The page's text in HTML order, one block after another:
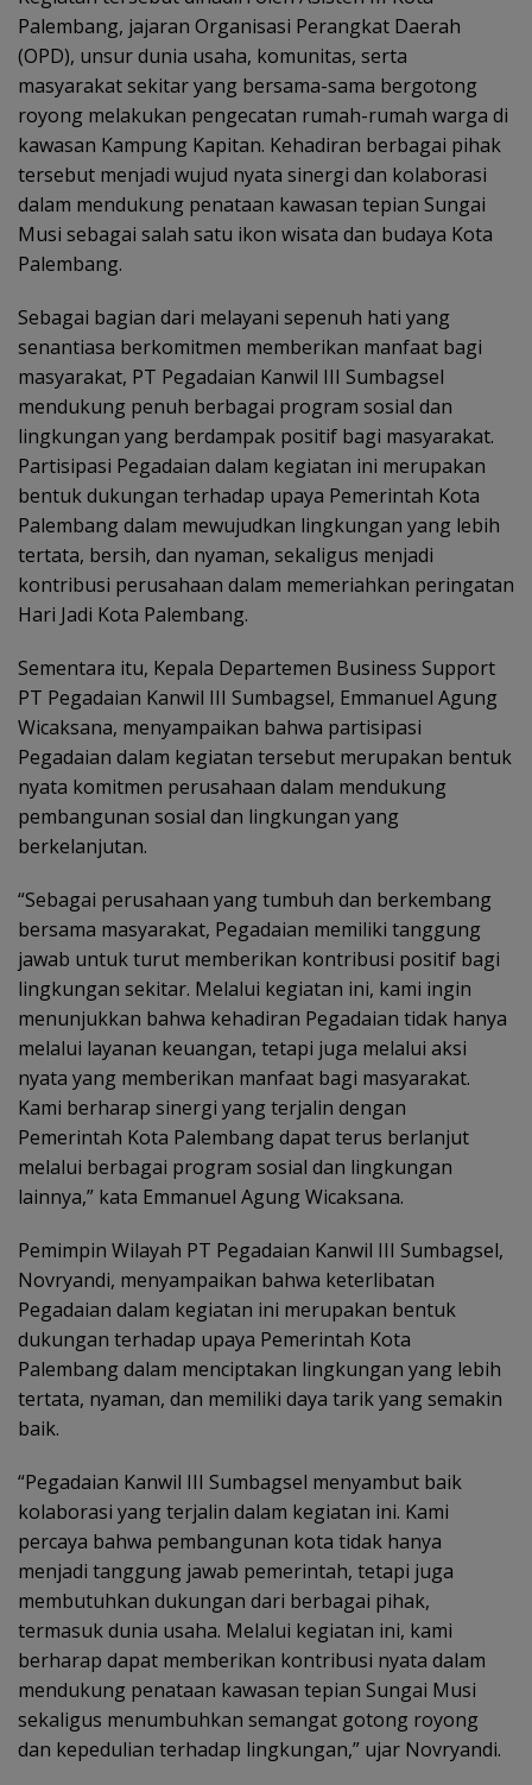
Palembang, jajaran Organisasi Perangkat Daerah
(OPD), unsur dunia usaha, komunitas, serta
masyarakat sekitar yang bersama-sama bergotong
royong melakukan pengecatan rumah-rumah warga di
kawasan Kampung Kapitan. Kehadiran berbagai pihak
tersebut menjadi wujud nyata sinergi dan kolaborasi
dalam mendukung penataan kawasan tepian Sungai
Musi sebagai salah satu ikon wisata dan budaya Kota
Palembang.
Sebagai bagian dari melayani sepenuh hati yang
senantiasa berkomitmen memberikan manfaat bagi
masyarakat, PT Pegadaian Kanwil III Sumbagsel
mendukung penuh berbagai program sosial dan
lingkungan yang berdampak positif bagi masyarakat.
Partisipasi Pegadaian dalam kegiatan ini merupakan
bentuk dukungan terhadap upaya Pemerintah Kota
Palembang dalam mewujudkan lingkungan yang lebih
tertata, bersih, dan nyaman, sekaligus menjadi
kontribusi perusahaan dalam memeriahkan peringatan
Hari Jadi Kota Palembang.
Sementara itu, Kepala Departemen Business Support
PT Pegadaian Kanwil III Sumbagsel, Emmanuel Agung
Wicaksana, menyampaikan bahwa partisipasi
Pegadaian dalam kegiatan tersebut merupakan bentuk
nyata komitmen perusahaan dalam mendukung
pembangunan sosial dan lingkungan yang
berkelanjutan.
“Sebagai perusahaan yang tumbuh dan berkembang
bersama masyarakat, Pegadaian memiliki tanggung
jawab untuk turut memberikan kontribusi positif bagi
lingkungan sekitar. Melalui kegiatan ini, kami ingin
menunjukkan bahwa kehadiran Pegadaian tidak hanya
melalui layanan keuangan, tetapi juga melalui aksi
nyata yang memberikan manfaat bagi masyarakat.
Kami berharap sinergi yang terjalin dengan
Pemerintah Kota Palembang dapat terus berlanjut
melalui berbagai program sosial dan lingkungan
lainnya,” kata Emmanuel Agung Wicaksana.
Pemimpin Wilayah PT Pegadaian Kanwil III Sumbagsel,
Novryandi, menyampaikan bahwa keterlibatan
Pegadaian dalam kegiatan ini merupakan bentuk
dukungan terhadap upaya Pemerintah Kota
Palembang dalam menciptakan lingkungan yang lebih
tertata, nyaman, dan memiliki daya tarik yang semakin
baik.
“Pegadaian Kanwil III Sumbagsel menyambut baik
kolaborasi yang terjalin dalam kegiatan ini. Kami
percaya bahwa pembangunan kota tidak hanya
menjadi tanggung jawab pemerintah, tetapi juga
membutuhkan dukungan dari berbagai pihak,
termasuk dunia usaha. Melalui kegiatan ini, kami
berharap dapat memberikan kontribusi nyata dalam
mendukung penataan kawasan tepian Sungai Musi
sekaligus menumbuhkan semangat gotong royong
dan kepedulian terhadap lingkungan,” ujar Novryandi.